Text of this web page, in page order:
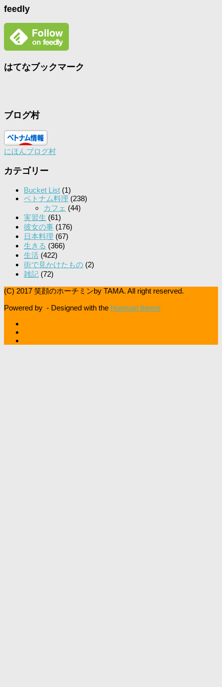
feedly
はてなブックマーク
ブログ村
にほんブログ村
カテゴリー
Bucket List (1)
ベトナム料理 (238)
カフェ (44)
実習生 (61)
彼女の事 (176)
日本料理 (67)
生きる (366)
生活 (422)
街で見かけたもの (2)
雑記 (72)
(C) 2017 笑顔のホーチミンby TAMA. All right reserved.
Powered by - Designed with the Hueman theme